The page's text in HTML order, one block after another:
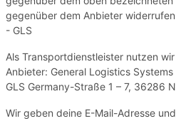
gegenüber dem Anbieter
- GLS
Als Transportdienstleister nutzen
Anbieter: General Logistics Systems
GLS Germany-Straße 1 – 7, 36286
Wir geben deine E-Mail-Adresse